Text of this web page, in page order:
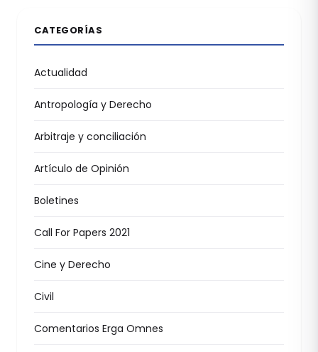
CATEGORÍAS
Actualidad
Antropología y Derecho
Arbitraje y conciliación
Artículo de Opinión
Boletines
Call For Papers 2021
Cine y Derecho
Civil
Comentarios Erga Omnes